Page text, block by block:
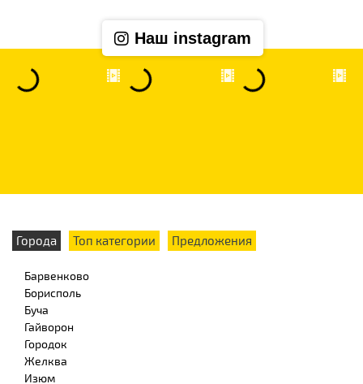
Наш instagram
Города Топ категории Предложения
Барвенково
Борисполь
Буча
Гайворон
Городок
Желква
Изюм